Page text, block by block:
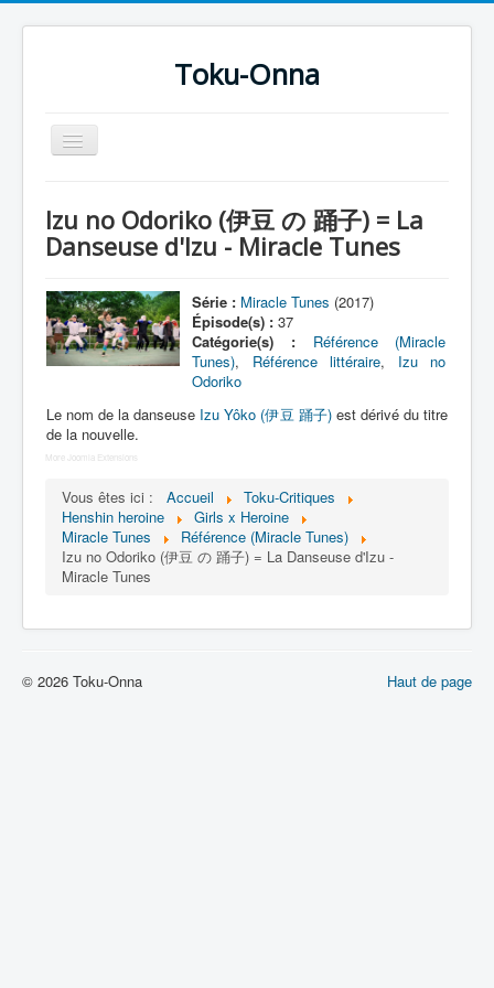
Toku-Onna
Basculer
la
Toku-Actrices
Séries
Films
Dessins
Artiste Asperger
Lexique
Idol senshi Miracle Tunes ! (アイ
ドル 戦士 ミラクル ちゅーんず !) =
Idoles guerrières Miracle Tunes !
Personnages
Izu no Odoriko (伊豆 の 踊子) = La
Danseuse d'Izu - Miracle Tunes
Série : Miracle Tunes (2017)
Épisode(s) : 37
Catégorie(s) :
Référence (Miracle
Tunes), Référence littéraire, Izu no
Odoriko
Le nom de la danseuse Izu Yôko (伊豆 踊子)est dérivé du titre
de la nouvelle.
More Joomla Extensions
Vous êtes ici : Accueil
Toku-Critiques
Henshin heroine
Girls x Heroine
Miracle Tunes
Référence (Miracle Tunes)
Izu no Odoriko (伊豆 の 踊子) = La Danseuse d'Izu -
Miracle Tunes
Haut de page
© 2026 Toku-Onna